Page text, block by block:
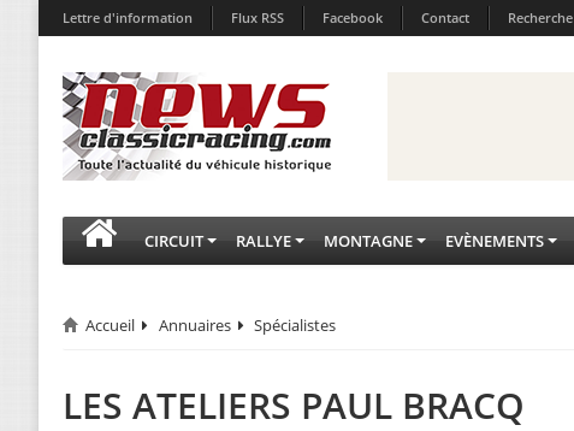
Lettre d'information Flux RSS Facebook Contact Recherche
CIRCUIT RALLYE MONTAGNE EVÈNEMENTS
Accueil Annuaires Spécialistes
LES ATELIERS PAUL BRACQ